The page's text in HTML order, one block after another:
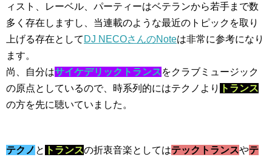
ィスト、レーベル、パーティーはベテランから若手まで数
多く存在しますし、当連載のような最近のトピックを取り
上げる存在として DJ NECOさんのNoteは非常に参考になり
ます。
尚、自分はサイケデリックトランスをクラブミュージック
の原点としているので、時系列的にはテクノより
トランス
の方を先に聴いていました。
テクノ と トランスの折衷音楽としてはテックトランスやテ